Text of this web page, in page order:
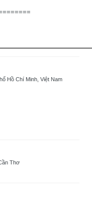
Hồ Chí Minh, Việt Nam
Thơ